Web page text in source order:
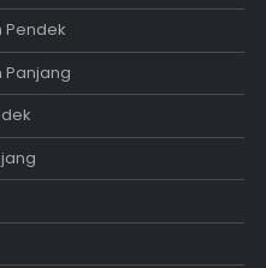
Pendek
Panjang